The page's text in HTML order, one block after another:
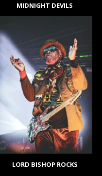
MIDNIGHT DEVILS
LORD BISHOP ROCKS